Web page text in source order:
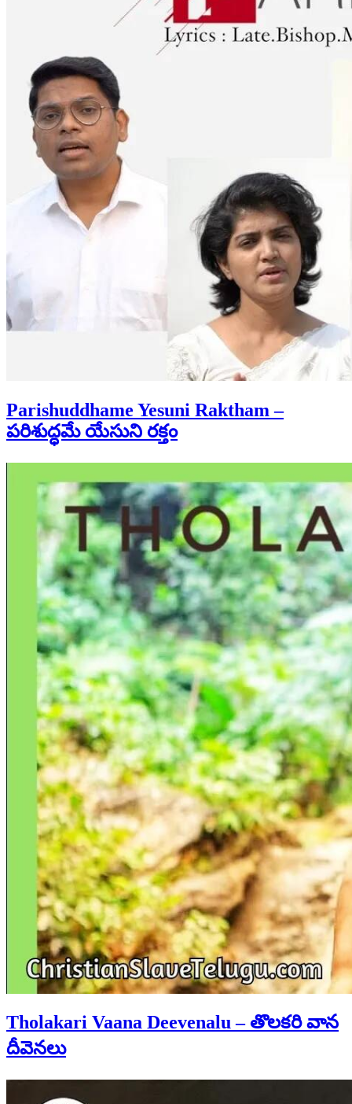
Parishuddhame Yesuni Raktham –
పరిశుద్ధమే యేసుని రక్తం
Tholakari Vaana Deevenalu – తొలకరి వాన
దీవెనలు